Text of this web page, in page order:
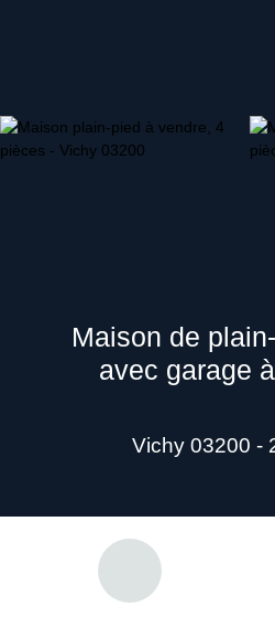
Maison de
avec garage
Vichy 03200 -